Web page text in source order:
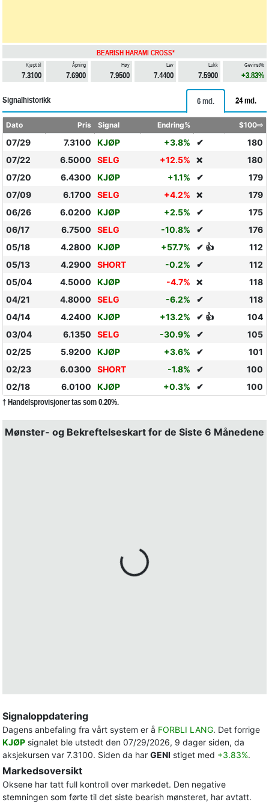
BEARISH HARAMI CROSS*
Kjøpt til
7.3100
Åpning
7.6900
Høy
7.9500
Lav
7.4400
Lukk
7.5900
Gevinst%
+3.83%
Signalhistorikk 6 md. 24 md.
Dato Pris Signal Endring% $100⇨
07/29 7.3100 KJØP +3.8% ✔
180
07/22
6.5000 SELG +12.5% ❌
180
07/20
6.4300 KJØP +1.1% ✔
179
07/09
6.1700 SELG +4.2% ❌
179
06/26
6.0200 KJØP +2.5% ✔
175
06/17
6.7500 SELG -10.8% ✔
176
05/18
4.2800 KJØP +57.7% ✔ 👍
112
05/13
4.2900 SHORT -0.2% ✔
112
05/04
4.5000 KJØP -4.7% ❌
118
04/21
4.8000 SELG -6.2% ✔
118
04/14
4.2400 KJØP +13.2% ✔ 👍
104
03/04
6.1350 SELG -30.9% ✔
105
02/25
5.9200 KJØP +3.6% ✔
101
02/23
6.0300 SHORT -1.8% ✔
100
02/18
6.0100 KJØP +0.3% ✔ 100
† Handelsprovisjoner tas som 0.20%.
Mønster- og Bekreftelseskart for de Siste 6 Månedene
Signaloppdatering
Dagens anbefaling fra vårt system er å FORBLI LANG. Det forrige
KJØP signalet ble utstedt den 07/29/2026, 9 dager siden, da
aksjekursen var 7.3100. Siden da har GENI stiget med +3.83%.
Markedsoversikt
Oksene har tatt full kontroll over markedet. Den negative
stemningen som førte til det siste bearish mønsteret, har avtatt.